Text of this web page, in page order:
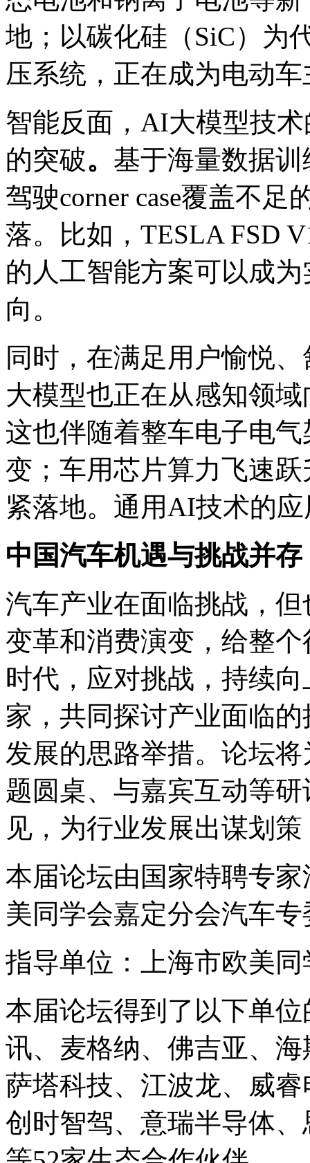
地；以碳化硅（SiC）为
压系统，正在成为电动
智能反面，AI大模型技
的突破。 基于海量数据
驾驶corner case覆盖不
落。比如，TESLA FSD
的人工智能方案可以成
向。
同时，在满足用户愉悦
大模型也正在从感知领
这也伴随着整车电子电
变；车用芯片算力飞速
紧落地。通用AI技术的
中国汽车机遇与挑战并存
汽车产业在面临挑战，
变革和消费演变，给整
时代，应对挑战，持续
家，共同探讨产业面临
发展的思路举措。论坛
题圆桌、与嘉宾互动等
见，为行业发展出谋划
本届论坛由国家特聘专
美同学会嘉定分会汽车
指导单位：上海市欧美
本届论坛得到了以下单
讯、麦格纳、佛吉亚、
萨塔科技、江波龙、威
创时智驾、意瑞半导体